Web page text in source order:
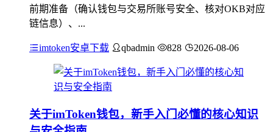
前期准备（确认钱包与交易所账号安全、核对OKB对应
链信息）、...
imtoken安卓下载 qbadmin 828 2026-08-06
关于imToken钱包，新手入门必懂的核心知识